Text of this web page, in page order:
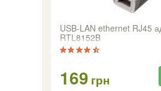
USB-LAN ethernet RJ45
RTL8152B
169 грн